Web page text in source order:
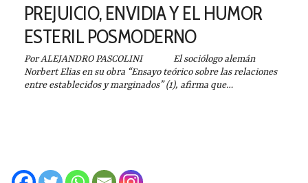
PREJUICIO, ENVIDIA Y EL HUMOR
ESTERIL POSMODERNO
Por ALEJANDRO PASCOLINI El sociólogo alemán
Norbert Elias en su obra “Ensayo teórico sobre las relaciones
entre establecidos y marginados” (1), afirma que…